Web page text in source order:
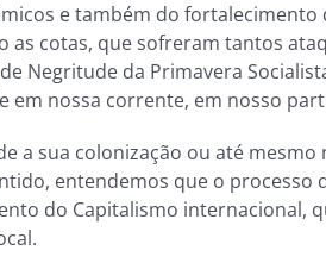
e também do
cotas, que sofreram tantos
Negritude da Primavera
nossa corrente, em nosso
a sua colonização ou até
entendemos que o processo
do Capitalismo internacional,